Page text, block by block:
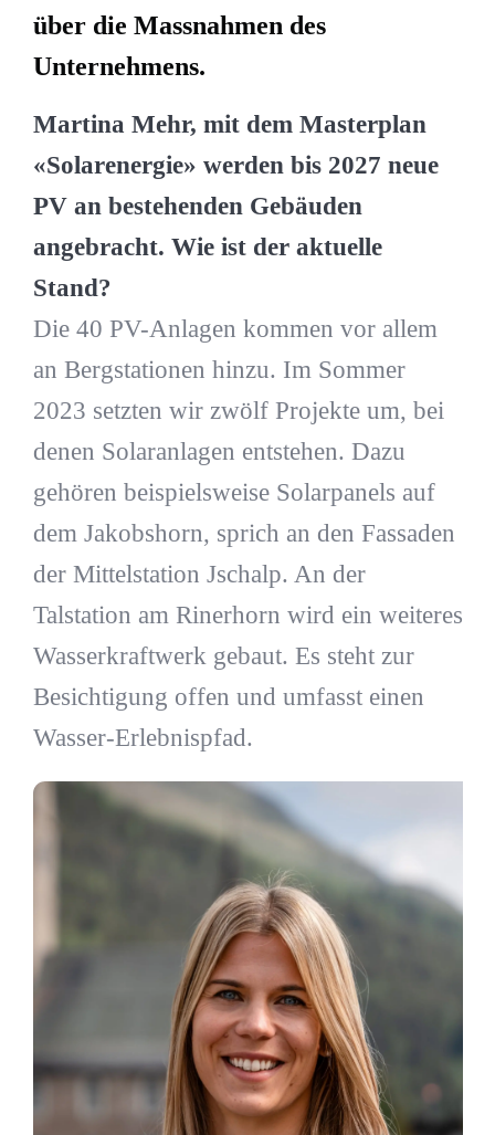
über die Massnahmen des
Unternehmens.
Martina Mehr, mit dem Masterplan
«Solarenergie» werden bis 2027 neue
PV an bestehenden Gebäuden
angebracht. Wie ist der aktuelle
Stand?
Die 40 PV-Anlagen kommen vor allem
an Bergstationen hinzu. Im Sommer
2023 setzten wir zwölf Projekte um, bei
denen Solaranlagen entstehen. Dazu
gehören beispielsweise Solarpanels auf
dem Jakobshorn, sprich an den Fassaden
der Mittelstation Jschalp. An der
Talstation am Rinerhorn wird ein weiteres
Wasserkraftwerk gebaut. Es steht zur
Besichtigung offen und umfasst einen
Wasser-Erlebnispfad.